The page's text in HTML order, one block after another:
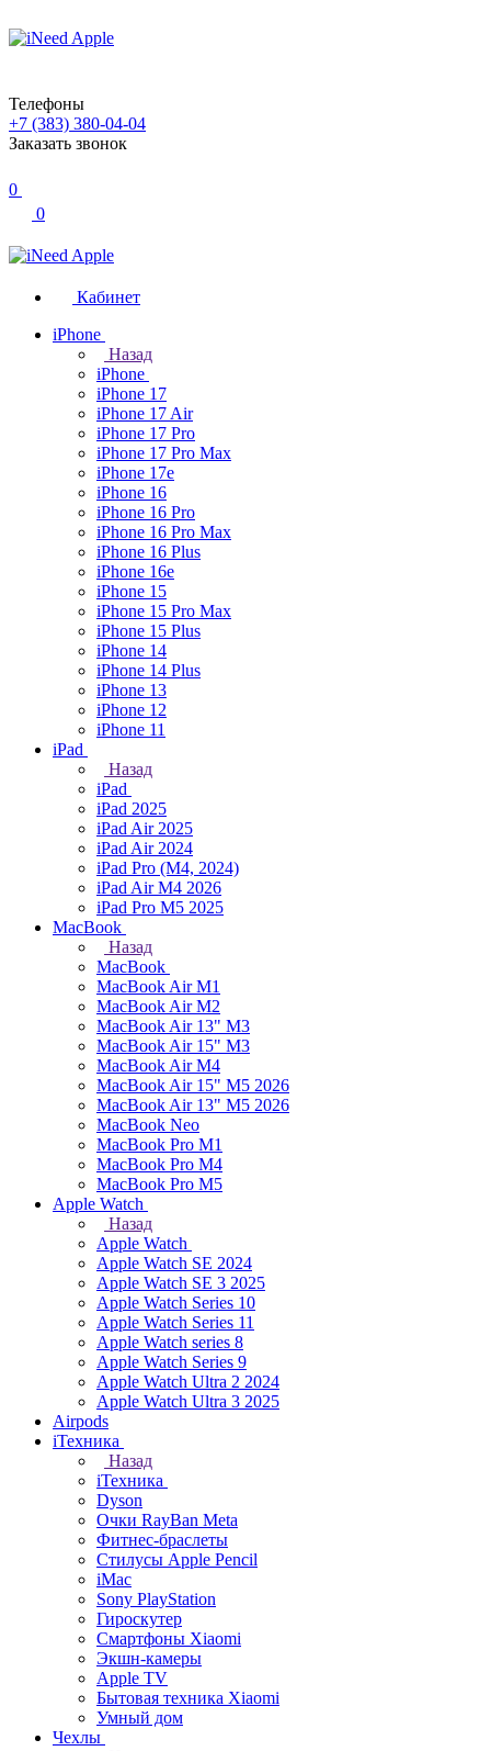
Телефоны
+7 (383) 380-04-04
Заказать звонок
0
0
Кабинет
iPhone
Назад
iPhone
iPhone 17
iPhone 17 Air
iPhone 17 Pro
iPhone 17 Pro Max
iPhone 17e
iPhone 16
iPhone 16 Pro
iPhone 16 Pro Max
iPhone 16 Plus
iPhone 16e
iPhone 15
iPhone 15 Pro Max
iPhone 15 Plus
iPhone 14
iPhone 14 Plus
iPhone 13
iPhone 12
iPhone 11
iPad
Назад
iPad
iPad 2025
iPad Air 2025
iPad Air 2024
iPad Pro (M4, 2024)
iPad Air M4 2026
iPad Pro M5 2025
MacBook
Назад
MacBook
MacBook Air M1
MacBook Air M2
MacBook Air 13" M3
MacBook Air 15" M3
MacBook Air M4
MacBook Air 15" М5 2026
MacBook Air 13" М5 2026
MacBook Neo
MacBook Pro M1
MacBook Pro M4
MacBook Pro M5
Apple Watch
Назад
Apple Watch
Apple Watch SE 2024
Apple Watch SE 3 2025
Apple Watch Series 10
Apple Watch Series 11
Apple Watch series 8
Apple Watch Series 9
Apple Watch Ultra 2 2024
Apple Watch Ultra 3 2025
Airpods
iТехника
Назад
iТехника
Dyson
Очки RayBan Meta
Фитнес-браслеты
Стилусы Apple Pencil
iMac
Sony PlayStation
Гироскутер
Смартфоны Xiaomi
Экшн-камеры
Apple TV
Бытовая техника Xiaomi
Умный дом
Чехлы